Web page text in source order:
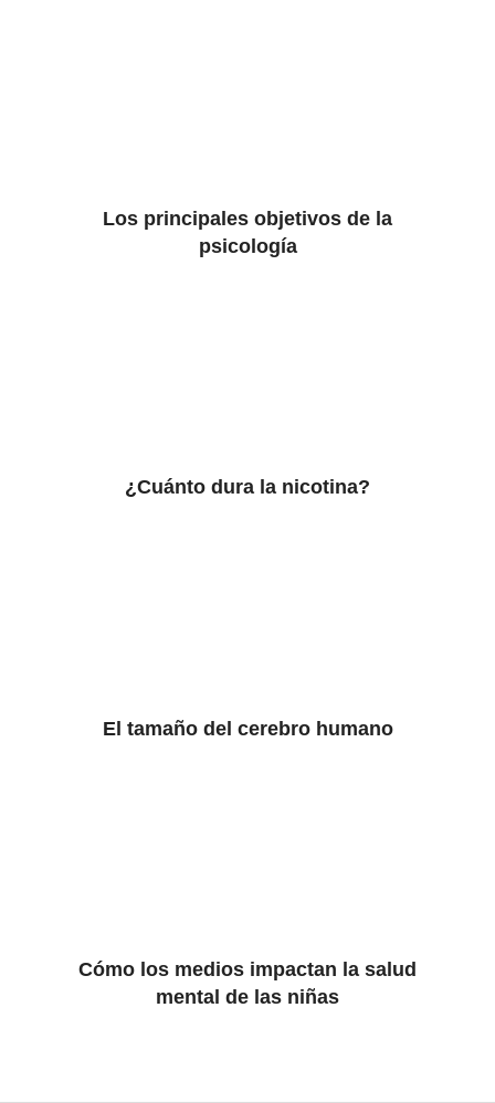
Los principales objetivos de la
psicología
¿Cuánto dura la nicotina?
El tamaño del cerebro humano
Cómo los medios impactan la salud
mental de las niñas